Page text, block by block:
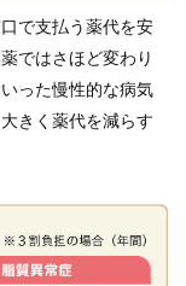
で支払う薬代を安
ではさほど変わり
った慢性的な病気
きく薬代を減らす